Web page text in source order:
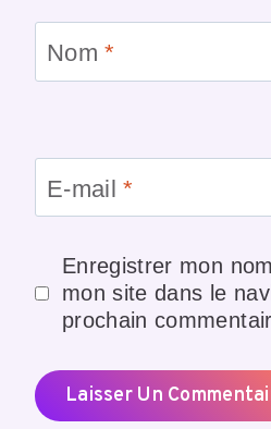
Nom*
E-mail*
Enregistrer mon
mon site dans le
prochain